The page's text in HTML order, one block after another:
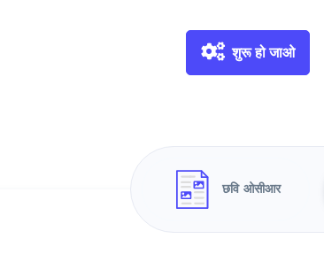
शुरू हो जाओ
छवि ओसीआर